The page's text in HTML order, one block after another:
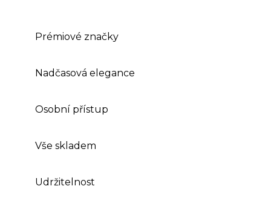
Prémiové značky
Nadčasová elegance
Osobní přístup
Vše skladem
Udržitelnost